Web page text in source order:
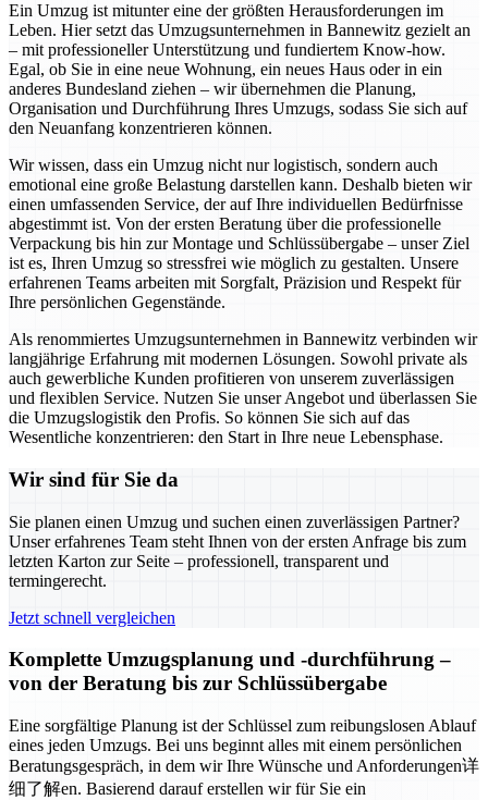
Ein Umzug ist mitunter eine der größten Herausforderungen im
Leben. Hier setzt das Umzugsunternehmen in Bannewitz gezielt an
– mit professioneller Unterstützung und fundiertem Know-how.
Egal, ob Sie in eine neue Wohnung, ein neues Haus oder in ein
anderes Bundesland ziehen – wir übernehmen die Planung,
Organisation und Durchführung Ihres Umzugs, sodass Sie sich auf
den Neuanfang konzentrieren können.
Wir wissen, dass ein Umzug nicht nur logistisch, sondern auch
emotional eine große Belastung darstellen kann. Deshalb bieten wir
einen umfassenden Service, der auf Ihre individuellen Bedürfnisse
abgestimmt ist. Von der ersten Beratung über die professionelle
Verpackung bis hin zur Montage und Schlüssübergabe – unser Ziel
ist es, Ihren Umzug so stressfrei wie möglich zu gestalten. Unsere
erfahrenen Teams arbeiten mit Sorgfalt, Präzision und Respekt für
Ihre persönlichen Gegenstände.
Als renommiertes Umzugsunternehmen in Bannewitz verbinden wir
langjährige Erfahrung mit modernen Lösungen. Sowohl private als
auch gewerbliche Kunden profitieren von unserem zuverlässigen
und flexiblen Service. Nutzen Sie unser Angebot und überlassen Sie
die Umzugslogistik den Profis. So können Sie sich auf das
Wesentliche konzentrieren: den Start in Ihre neue Lebensphase.
Wir sind für Sie da
Sie planen einen Umzug und suchen einen zuverlässigen Partner?
Unser erfahrenes Team steht Ihnen von der ersten Anfrage bis zum
letzten Karton zur Seite – professionell, transparent und
termingerecht.
Jetzt schnell vergleichen
Komplette Umzugsplanung und -durchführung –
von der Beratung bis zur Schlüssübergabe
Eine sorgfältige Planung ist der Schlüssel zum reibungslosen Ablauf
eines jeden Umzugs. Bei uns beginnt alles mit einem persönlichen
Beratungsgespräch, in dem wir Ihre Wünsche und Anforderungen详
细了解en. Basierend darauf erstellen wir für Sie ein